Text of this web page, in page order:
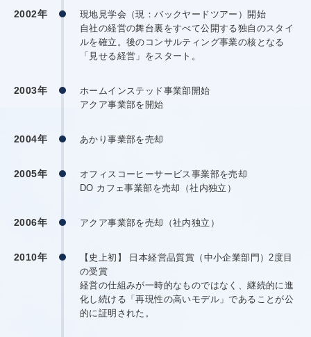
2002年
現地見学会（現：バックヤードツアー）開始
自社の経営の舞台裏をすべて公開する独自のスタイ
ルを確立。後のコンサルティング事業の核となる
「見せる経営」をスタート。
2003年
ホームインステッド事業部開始
アクア事業部を開始
2004年 あかり事業部を売却
2005年
オフィスコーヒーサービス事業部を売却
DO カフェ事業部を売却（社内独立）
2006年 アクア事業部を売却（社内独立）
2010年
【史上初】 日本経営品質賞（中小企業部門）2度目
の受賞
経営の仕組みが一時的なものではなく、継続的に進
化し続ける「再現性の高いモデル」であることが公
的に証明された。